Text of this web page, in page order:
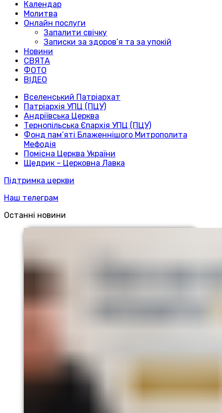
Календар
Молитва
Онлайн послуги
Запалити свічку
Записки за здоров’я та за упокій
Новини
СВЯТА
ФОТО
ВІДЕО
Вселенський Патріархат
Патріархія УПЦ (ПЦУ)
Андріївська Церква
Тернопільська Єпархія УПЦ (ПЦУ)
Фонд пам’яті Блаженнішого Митрополита
Мефодія
Помісна Церква України
Щедрик – Церковна Лавка
Підтримка церкви
Наш телеграм
Останні новини